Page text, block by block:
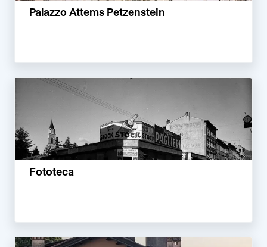
Palazzo Attems Petzenstein
Fototeca